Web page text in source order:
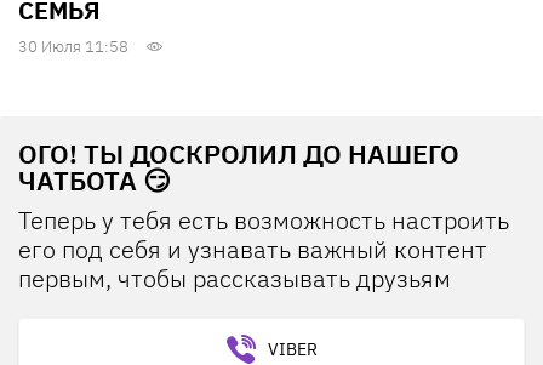
СЕМЬЯ
30 Июля 11:58
ОГО! ТЫ ДОСКРОЛИЛ ДО НАШЕГО
ЧАТБОТА 😏
Теперь у тебя есть возможность настроить
его под себя и узнавать важный контент
первым, чтобы рассказывать друзьям
VIBER